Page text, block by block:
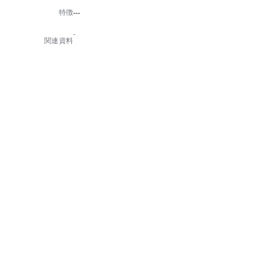
座板にクリを使用しています。
特徴---
関連資料
-